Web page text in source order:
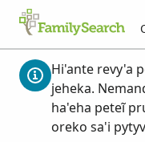
Hi'ante revy'a
jeheka.
ha'eha peteĩ
oreko sa'i